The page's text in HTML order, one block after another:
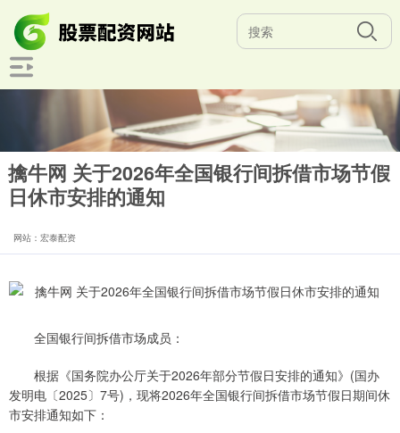
擒牛网 关于2026年全国银行间拆借市场节假
日休市安排的通知
网站：宏泰配资
全国银行间拆借市场成员：
根据《国务院办公厅关于2026年部分节假日安排的通知》(国办
发明电〔2025〕7号)，现将2026年全国银行间拆借市场节假日期间休
市安排通知如下：